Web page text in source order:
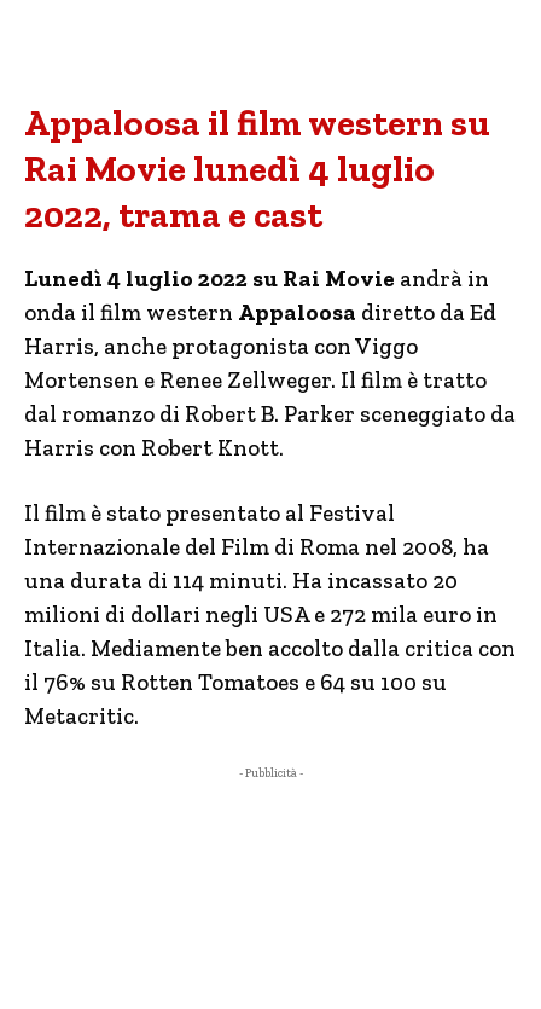
Appaloosa il film western su
Rai Movie lunedì 4 luglio
2022, trama e cast
Lunedì 4 luglio 2022 su Rai Movie andrà in
onda il film western Appaloosa diretto da Ed
Harris, anche protagonista con Viggo
Mortensen e Renee Zellweger. Il film è tratto
dal romanzo di Robert B. Parker sceneggiato da
Harris con Robert Knott.
Il film è stato presentato al Festival
Internazionale del Film di Roma nel 2008, ha
una durata di 114 minuti. Ha incassato 20
milioni di dollari negli USA e 272 mila euro in
Italia. Mediamente ben accolto dalla critica con
il 76% su Rotten Tomatoes e 64 su 100 su
Metacritic.
- Pubblicità -